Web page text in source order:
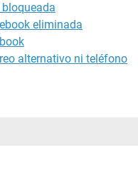
eliminada
alternativo ni teléfono